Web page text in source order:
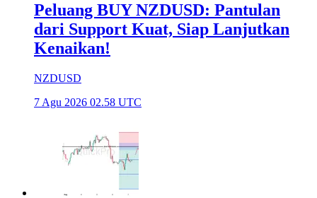
Peluang BUY NZDUSD: Pantulan
dari Support Kuat, Siap Lanjutkan
Kenaikan!
NZDUSD
7 Agu 2026 02.58 UTC